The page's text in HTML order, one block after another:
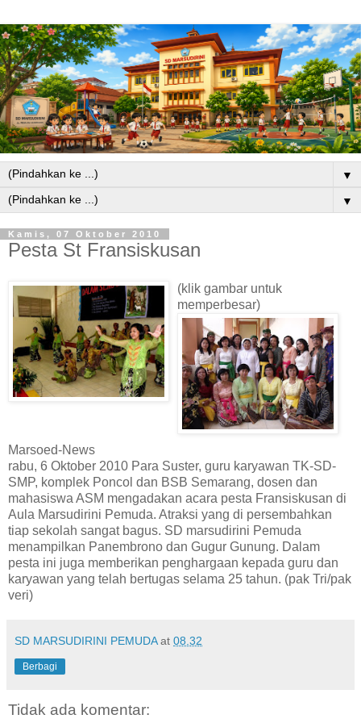
▼
▼
Kamis, 07 Oktober 2010
Pesta St Fransiskusan
(klik gambar untuk
memperbesar)
Marsoed-News
rabu, 6 Oktober 2010 Para Suster, guru karyawan TK-SD-
SMP, komplek Poncol dan BSB Semarang, dosen dan
mahasiswa ASM mengadakan acara pesta Fransiskusan di
Aula Marsudirini Pemuda. Atraksi yang di persembahkan
tiap sekolah sangat bagus. SD marsudirini Pemuda
menampilkan Panembrono dan Gugur Gunung. Dalam
pesta ini juga memberikan penghargaan kepada guru dan
karyawan yang telah bertugas selama 25 tahun. (pak Tri/pak
veri)
SD MARSUDIRINI PEMUDA at 08.32
Berbagi
Tidak ada komentar: